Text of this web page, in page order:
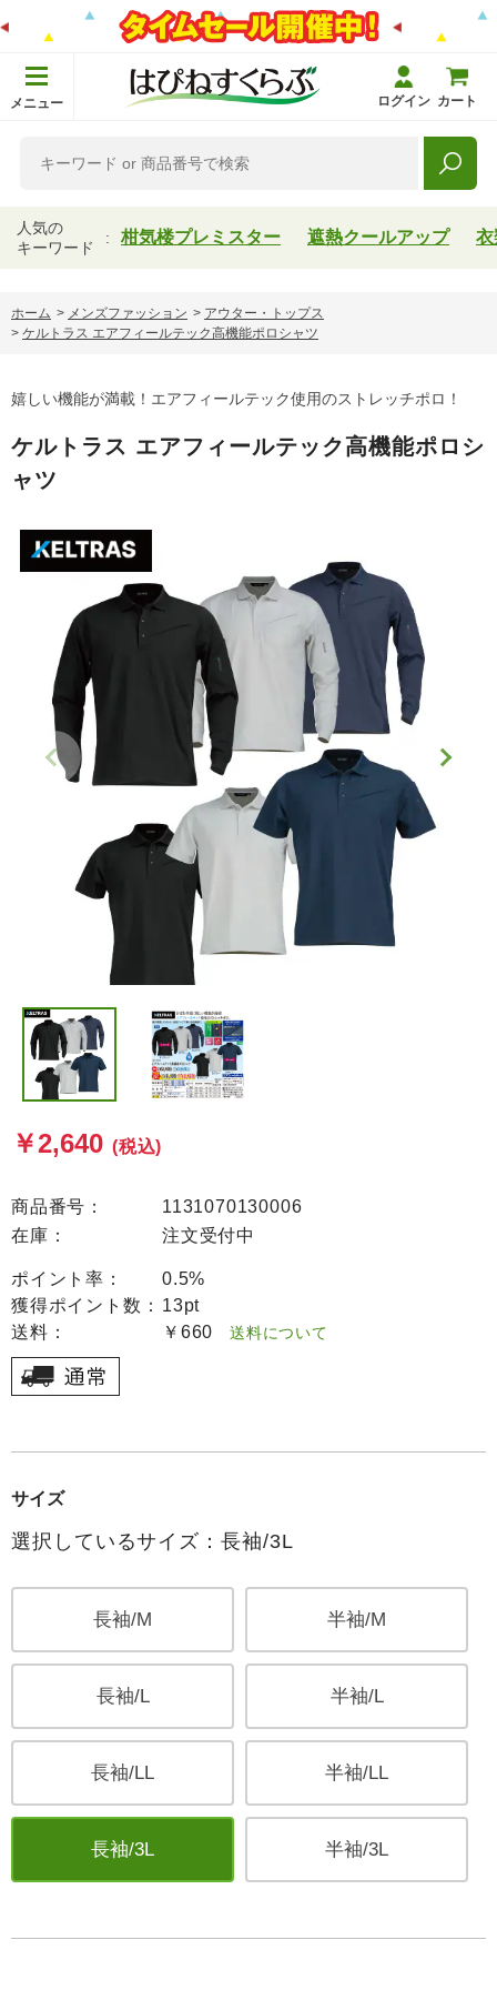
メニュー ログイン カート
人気の
キーワード
柑気楼プレミスター 遮熱クールアップ 衣
ホーム > メンズファッション > アウター・トップス
> ケルトラス エアフィールテック高機能ポロシャツ
嬉しい機能が満載！エアフィールテック使用のストレッチポロ！
ケルトラス エアフィールテック高機能ポロシ
ャツ
￥2,640 (税込)
商品番号：
1131070130006
在庫：
注文受付中
ポイント率：
0.5%
獲得ポイント数： 13pt
送料：
￥660 送料について
サイズ
選択しているサイズ：長袖/3L
長袖/M 半袖/M
長袖/L 半袖/L
長袖/LL 半袖/LL
長袖/3L 半袖/3L